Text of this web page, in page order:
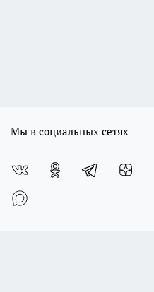
Мы в социальных сетях